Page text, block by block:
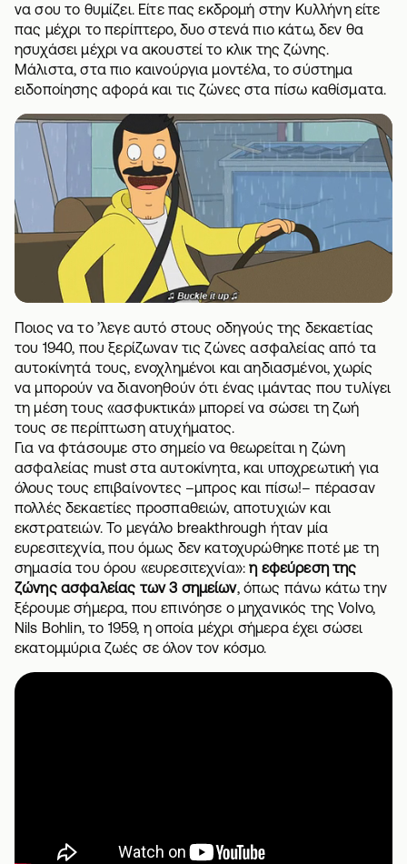
να σου το θυμίζει. Είτε πας εκδρομή στην Κυλλήνη είτε
πας μέχρι το περίπτερο, δυο στενά πιο κάτω, δεν θα
ησυχάσει μέχρι να ακουστεί το κλικ της ζώνης.
Μάλιστα, στα πιο καινούργια μοντέλα, το σύστημα
ειδοποίησης αφορά και τις ζώνες στα πίσω καθίσματα.
Ποιος να το ’λεγε αυτό στους οδηγούς της δεκαετίας
του 1940, που ξερίζωναν τις ζώνες ασφαλείας από τα
αυτοκίνητά τους, ενοχλημένοι και αηδιασμένοι, χωρίς
να μπορούν να διανοηθούν ότι ένας ιμάντας που τυλίγει
τη μέση τους «ασφυκτικά» μπορεί να σώσει τη ζωή
τους σε περίπτωση ατυχήματος.
Για να φτάσουμε στο σημείο να θεωρείται η ζώνη
ασφαλείας must στα αυτοκίνητα, και υποχρεωτική για
όλους τους επιβαίνοντες –μπρος και πίσω!– πέρασαν
πολλές δεκαετίες προσπαθειών, αποτυχιών και
εκστρατειών. Το μεγάλο breakthrough ήταν μία
ευρεσιτεχνία, που όμως δεν κατοχυρώθηκε ποτέ με τη
σημασία του όρου «ευρεσιτεχνία»:η εφεύρεση της
ζώνης ασφαλείας των 3 σημείων, όπως πάνω κάτω την
ξέρουμε σήμερα, που επινόησε ο μηχανικός της Volvo,
Nils Bohlin, το 1959, η οποία μέχρι σήμερα έχει σώσει
εκατομμύρια ζωές σε όλον τον κόσμο.